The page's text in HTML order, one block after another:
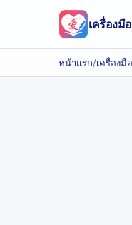
เครื่องมื
หน้าแรก/เครื่องมื